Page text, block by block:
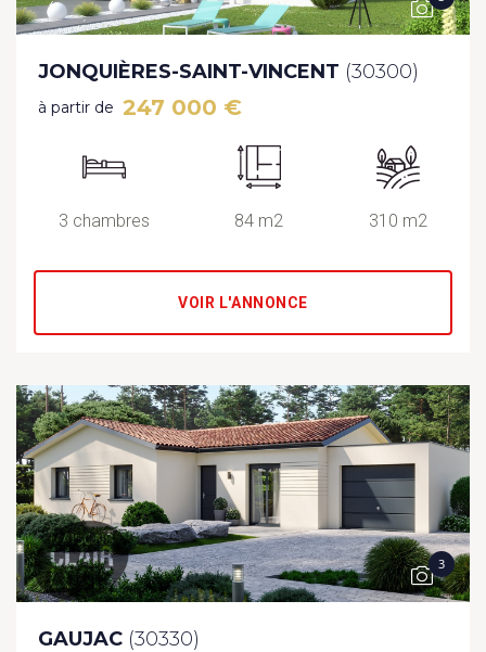
JONQUIÈRES-SAINT-VINCENT (30300)
à partir de 247 000 €
3 chambres 84 m2 310 m2
VOIR L'ANNONCE
3
GAUJAC (30330)